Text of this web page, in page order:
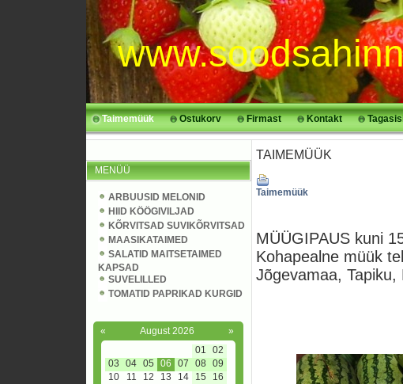
Taimemüük Ostukorv Firmast Kontakt
MENÜÜ
ARBUUSID MELONID
HIID KÖÖGIVILJAD
KÕRVITSAD SUVIKÕRVITSAD
MAASIKATAIMED
SALATID MAITSETAIMED
KAPSAD
SUVELILLED
TOMATID PAPRIKAD KURGID
« August 2026
»
01
02
03
04 05 06 07 08 09
10
11 12 13 14 15
16
TAIMEMÜÜK
Taimemüük
MÜÜGIPAUS kuni
Kohapealne müük
Jõgevamaa, Tapiku,